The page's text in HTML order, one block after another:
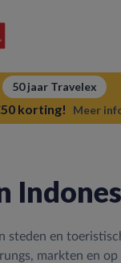
50 jaar Travelex
korting! Meer
steden en
markten en op